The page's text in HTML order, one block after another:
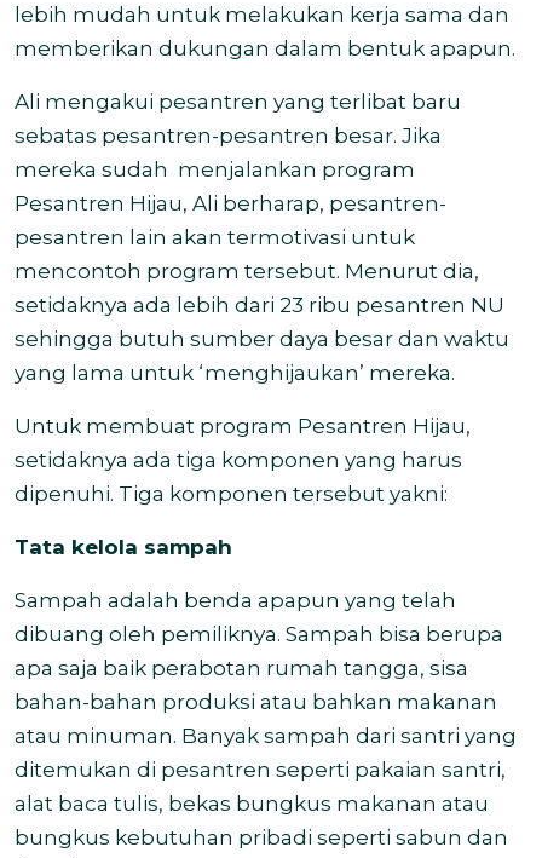
lebih mudah untuk melakukan kerja sama dan
memberikan dukungan dalam bentuk apapun.
Ali mengakui pesantren yang terlibat baru
sebatas pesantren-pesantren besar. Jika
mereka sudah menjalankan program
Pesantren Hijau, Ali berharap, pesantren-
pesantren lain akan termotivasi untuk
mencontoh program tersebut. Menurut dia,
setidaknya ada lebih dari 23 ribu pesantren NU
sehingga butuh sumber daya besar dan waktu
yang lama untuk ‘menghijaukan’ mereka.
Untuk membuat program Pesantren Hijau,
setidaknya ada tiga komponen yang harus
dipenuhi. Tiga komponen tersebut yakni:
Tata kelola sampah
Sampah adalah benda apapun yang telah
dibuang oleh pemiliknya. Sampah bisa berupa
apa saja baik perabotan rumah tangga, sisa
bahan-bahan produksi atau bahkan makanan
atau minuman. Banyak sampah dari santri yang
ditemukan di pesantren seperti pakaian santri,
alat baca tulis, bekas bungkus makanan atau
bungkus kebutuhan pribadi seperti sabun dan